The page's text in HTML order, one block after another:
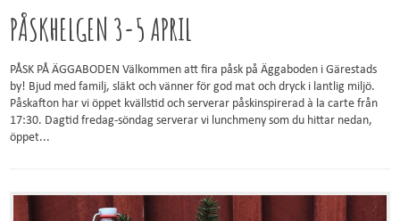
PÅSKHELGEN 3-5 APRIL
PÅSK PÅ ÄGGABODEN Välkommen att fira påsk på Äggaboden i Gärestads
by! Bjud med familj, släkt och vänner för god mat och dryck i lantlig miljö.
Påskafton har vi öppet kvällstid och serverar påskinspirerad à la carte från
17:30. Dagtid fredag-söndag serverar vi lunchmeny som du hittar nedan,
öppet...